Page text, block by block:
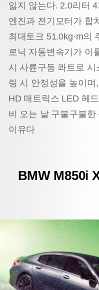
잃지 않는다. 2.0리터
엔진과 전기모터가 합
최대토크 51.0kg·m의
로닉 자동변속기가 이
시 사륜구동 콰트로 시
링 시 안정성을 높이
HD 매트릭스 LED 헤
비 오는 날 구불구불
이유다
BMW M850i